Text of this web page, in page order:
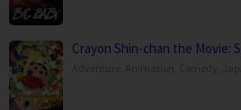
Crayon Shin-chan the Movie: